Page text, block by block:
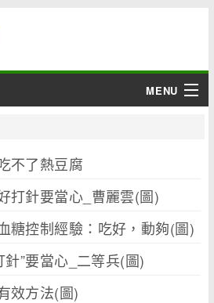
MENU
不了熱豆腐
打針要當心_曹麗雲(圖)
糖控制經驗：吃好，動夠(圖)
針”要當心_二等兵(圖)
效方法(圖)